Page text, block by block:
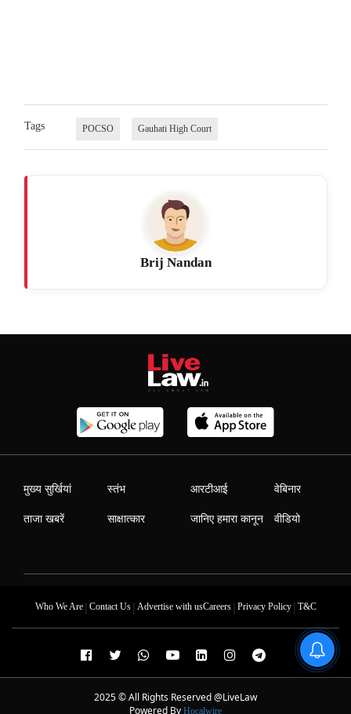
Tags POCSO Gauhati High Court
Brij Nandan
मुख्य सुर्खियां
ताजा खबरें
स्तंभ
साक्षात्कार
आरटीआई
जानिए हमारा कानून
वेबिनार
वीडियो
Who We Are| Contact Us| Advertise with usCareers| Privacy Policy| T&C
2025 © All Rights Reserved @LiveLaw
Powered By Hocalwire